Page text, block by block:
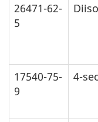
26471-62-
5
17540-75-
9
4-